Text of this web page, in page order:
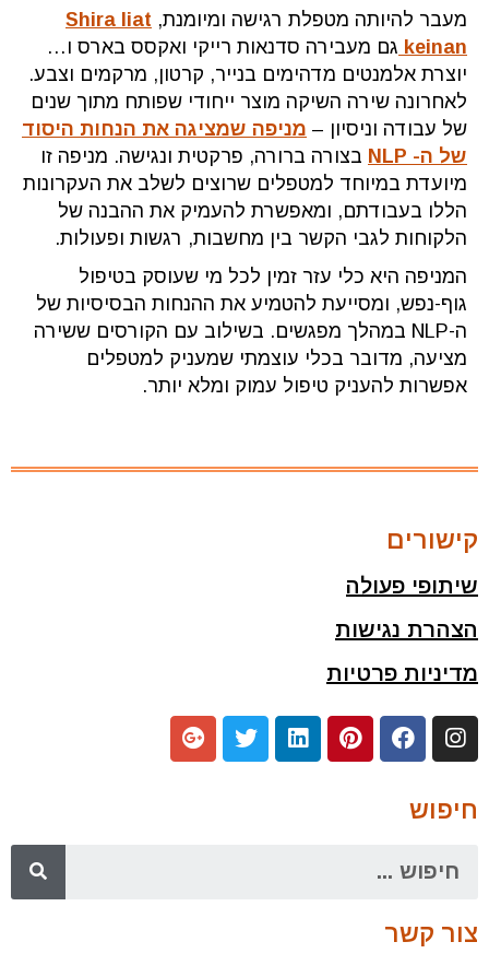
מעבר להיותה מטפלת רגישה ומיומנת, Shira liat
keinan גם מעבירה סדנאות רייקי ואקסס בארס ו…
יוצרת אלמנטים מדהימים בנייר, קרטון, מרקמים וצבע.
לאחרונה שירה השיקה מוצר ייחודי שפותח מתוך שנים
של עבודה וניסיון – מניפה שמציגה את הנחות היסוד
של ה- NLP
בצורה ברורה, פרקטית ונגישה. מניפה זו
מיועדת במיוחד למטפלים שרוצים לשלב את העקרונות
הללו בעבודתם, ומאפשרת להעמיק את ההבנה של
הלקוחות לגבי הקשר בין מחשבות, רגשות ופעולות.
המניפה היא כלי עזר זמין לכל מי שעוסק בטיפול
גוף-נפש, ומסייעת להטמיע את ההנחות הבסיסיות של
ה-NLP במהלך מפגשים. בשילוב עם הקורסים ששירה
מציעה, מדובר בכלי עוצמתי שמעניק למטפלים
אפשרות להעניק טיפול עמוק ומלא יותר.
קישורים
שיתופי פעולה
הצהרת נגישות
מדיניות פרטיות
חיפוש
צור קשר